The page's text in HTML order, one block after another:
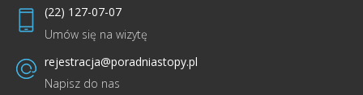
(22) 127-07-07
Umów się na wizytę
rejestracja@poradniastopy.pl
Napisz do nas